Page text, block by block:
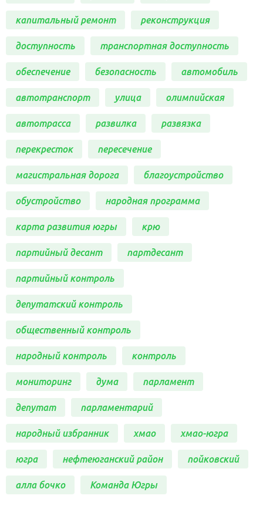
капитальный ремонт реконструкция
доступность транспортная доступность
обеспечение безопасность автомобиль
автотранспорт улица олимпийская
автотрасса развилка развязка
перекресток пересечение
магистральная дорога благоустройство
обустройство народная программа
карта развития югры крю
партийный десант партдесант
партийный контроль
депутатский контроль
общественный контроль
народный контроль контроль
мониторинг дума парламент
депутат парламентарий
народный избранник хмао хмао-югра
югра нефтеюганский район пойковский
алла бочко Команда Югры